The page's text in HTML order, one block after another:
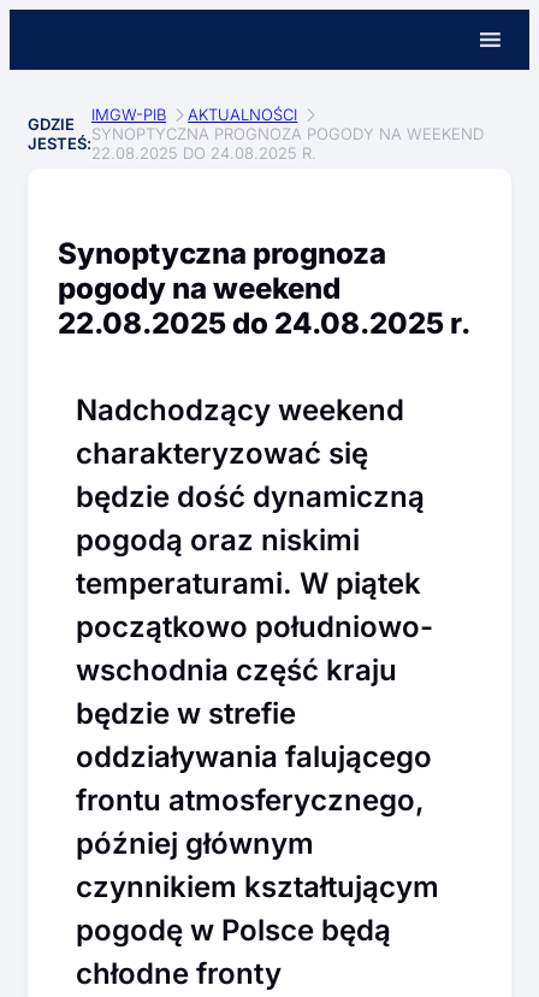
GDZIE
JESTEŚ:
IMGW-PIB
AKTUALNOŚCI
SYNOPTYCZNA PROGNOZA POGODY NA WEEKEND
22.08.2025 DO 24.08.2025 R.
Synoptyczna prognoza
pogody na weekend
22.08.2025 do 24.08.2025 r.
Nadchodzący weekend
charakteryzować się
będzie dość dynamiczną
pogodą oraz niskimi
temperaturami. W piątek
początkowo południowo-
wschodnia część kraju
będzie w strefie
oddziaływania falującego
frontu atmosferycznego,
później głównym
czynnikiem kształtującym
pogodę w Polsce będą
chłodne fronty